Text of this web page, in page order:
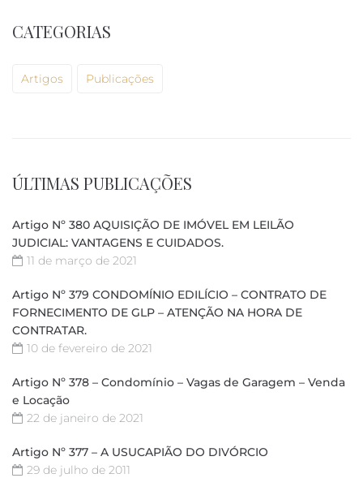
CATEGORIAS
Artigos Publicações
ÚLTIMAS PUBLICAÇÕES
Artigo Nº 380 AQUISIÇÃO DE IMÓVEL EM LEILÃO
JUDICIAL: VANTAGENS E CUIDADOS.
11 de março de 2021
Artigo Nº 379 CONDOMÍNIO EDILÍCIO – CONTRATO DE
FORNECIMENTO DE GLP – ATENÇÃO NA HORA DE
CONTRATAR.
10 de fevereiro de 2021
Artigo Nº 378 – Condomínio – Vagas de Garagem – Venda
e Locação
22 de janeiro de 2021
Artigo Nº 377 – A USUCAPIÃO DO DIVÓRCIO
29 de julho de 2011